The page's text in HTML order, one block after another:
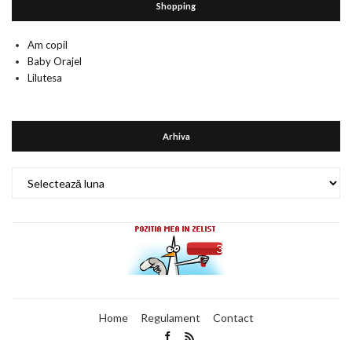
Shopping
Am copil
Baby Orajel
Lilutesa
Arhiva
Home Regulament Contact